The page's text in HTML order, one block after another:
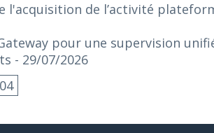
l'acquisition de l’activité
pour une supervision
- 29/07/2026